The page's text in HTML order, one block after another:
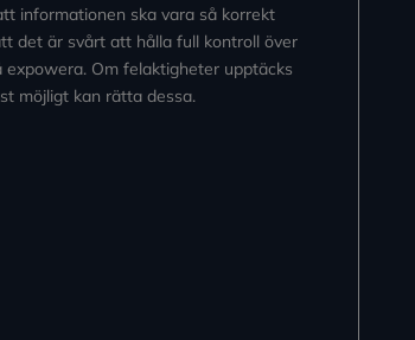
informationen ska vara så korrekt
det är svårt att hålla full kontroll över
Om felaktigheter upptäcks
möjligt kan rätta dessa.